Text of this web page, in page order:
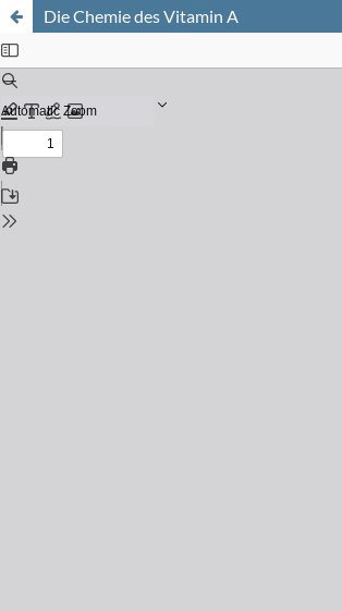
Die Chemie des Vitamin A